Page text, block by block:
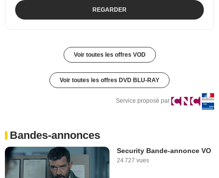
REGARDER
Voir toutes les offres VOD
Voir toutes les offres DVD BLU-RAY
Service proposé par
Bandes-annonces
Security Bande-annonce VO
24 727 vues